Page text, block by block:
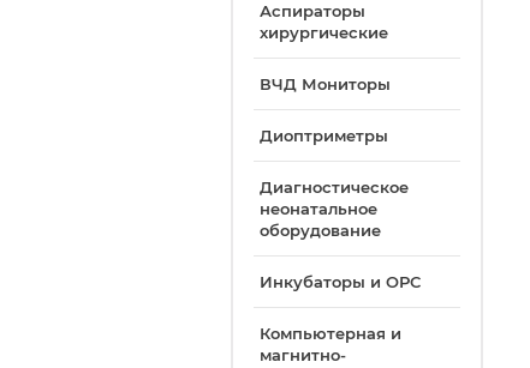
Аспираторы
хирургические
ВЧД Мониторы
Диоптриметры
Диагностическое
неонатальное
оборудование
Инкубаторы и ОРС
Компьютерная и
магнитно-